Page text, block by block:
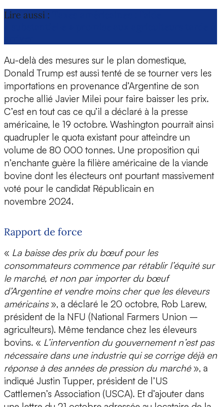
Lire aussi :
Au-delà des mesures sur le plan domestique,
Donald Trump est aussi tenté de se tourner vers les
importations en provenance d’Argentine de son
proche allié Javier Milei pour faire baisser les prix.
C’est en tout cas ce qu’il a déclaré à la presse
américaine, le 19 octobre. Washington pourrait ainsi
quadrupler le quota existant pour atteindre un
volume de 80 000 tonnes. Une proposition qui
n’enchante guère la filière américaine de la viande
bovine dont les électeurs ont pourtant massivement
voté pour le candidat Républicain en
novembre 2024.
Rapport de force
« La baisse des prix du bœuf pour les
consommateurs commence par rétablir l’équité sur
le marché, et non par importer du bœuf
d’Argentine et vendre moins cher que les éleveurs
américains», a déclaré le 20 octobre, Rob Larew,
président de la NFU (National Farmers Union –
agriculteurs). Même tendance chez les éleveurs
bovins. « L’intervention du gouvernement n’est pas
nécessaire dans une industrie qui se corrige déjà en
réponse à des années de pression du marché», a
indiqué Justin Tupper, président de l’US
Cattlemen’s Association (USCA). Et d’ajouter dans